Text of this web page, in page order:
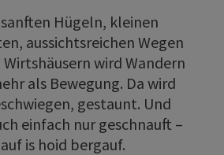
Hügeln, kleinen
aussichtsreichen Wegen
wird Wandern
als Bewegung. Da wird
gestaunt. Und
einfach nur geschnauft –
is hoid bergauf.